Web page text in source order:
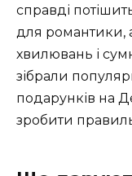
справді
для романтики,
хвилювань і
зібрали
подарунків на
зробити